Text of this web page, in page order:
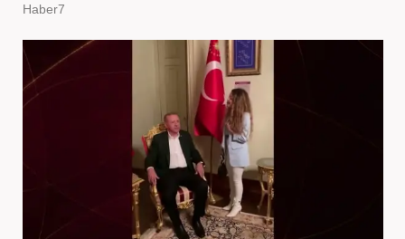
Haber7